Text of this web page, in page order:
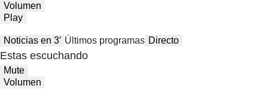
Volumen
Play
Noticias en 3′ Últimos programas Directo
Estas escuchando
Mute
Volumen